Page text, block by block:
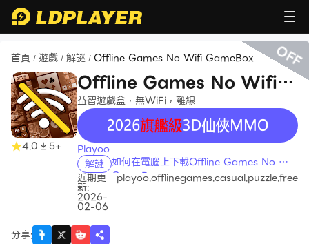
首頁 / 遊戲 / 解謎 / Offline Games No Wifi GameBox
4.0 5+
Offline Games No Wifi
GameBox
益智遊戲盒，無WiFi，離線
recommend
Playoo
解謎 如何在電腦上下載Offline Games No Wifi
GameBox
近期更
新:
2026-
02-06
playoo.offlinegames.casual.puzzle.free
分享:
OFF